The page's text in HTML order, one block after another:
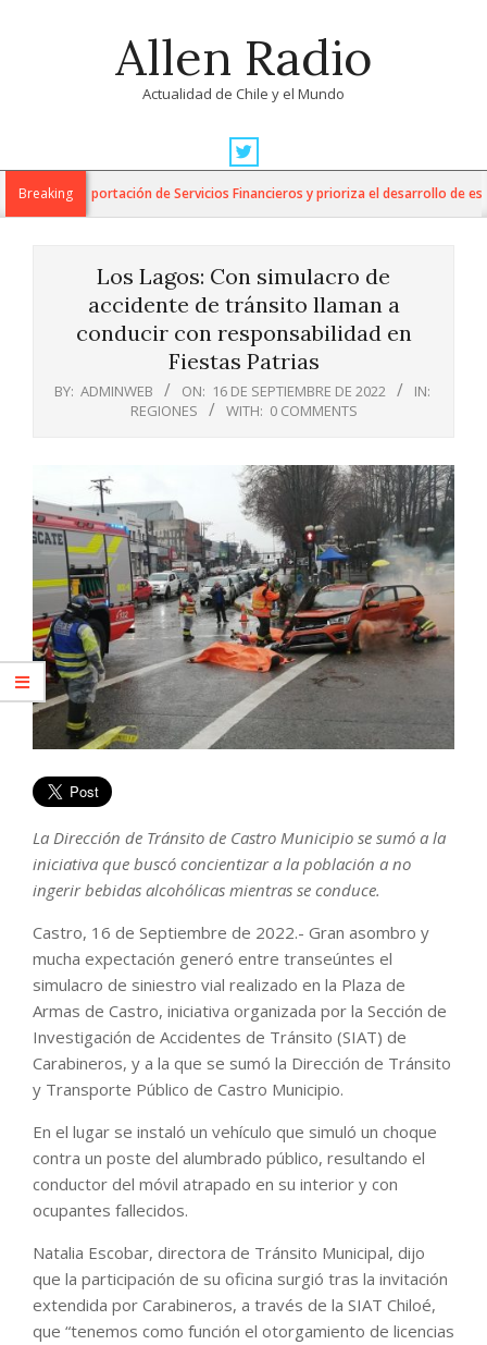
Allen Radio
Actualidad de Chile y el Mundo
Navigation
MenuBreaking
para la Exportación de Servicios Financieros y prioriza el desarrollo de esta
Los Lagos: Con simulacro de
accidente de tránsito llaman a
conducir con responsabilidad en
Fiestas Patrias
BY: ADMINWEB ON: 16 DE SEPTIEMBRE DE 2022
IN:
REGIONES
WITH: 0 COMMENTS
La Dirección de Tránsito de Castro Municipio se sumó a la
iniciativa que buscó concientizar a la población a no
ingerir bebidas alcohólicas mientras se conduce.
Castro, 16 de Septiembre de 2022.- Gran asombro y
mucha expectación generó entre transeúntes el
simulacro de siniestro vial realizado en la Plaza de
Armas de Castro, iniciativa organizada por la Sección de
Investigación de Accidentes de Tránsito (SIAT) de
Carabineros, y a la que se sumó la Dirección de Tránsito
y Transporte Público de Castro Municipio.
En el lugar se instaló un vehículo que simuló un choque
contra un poste del alumbrado público, resultando el
conductor del móvil atrapado en su interior y con
ocupantes fallecidos.
Natalia Escobar, directora de Tránsito Municipal, dijo
que la participación de su oficina surgió tras la invitación
extendida por Carabineros, a través de la SIAT Chiloé,
que “tenemos como función el otorgamiento de licencias